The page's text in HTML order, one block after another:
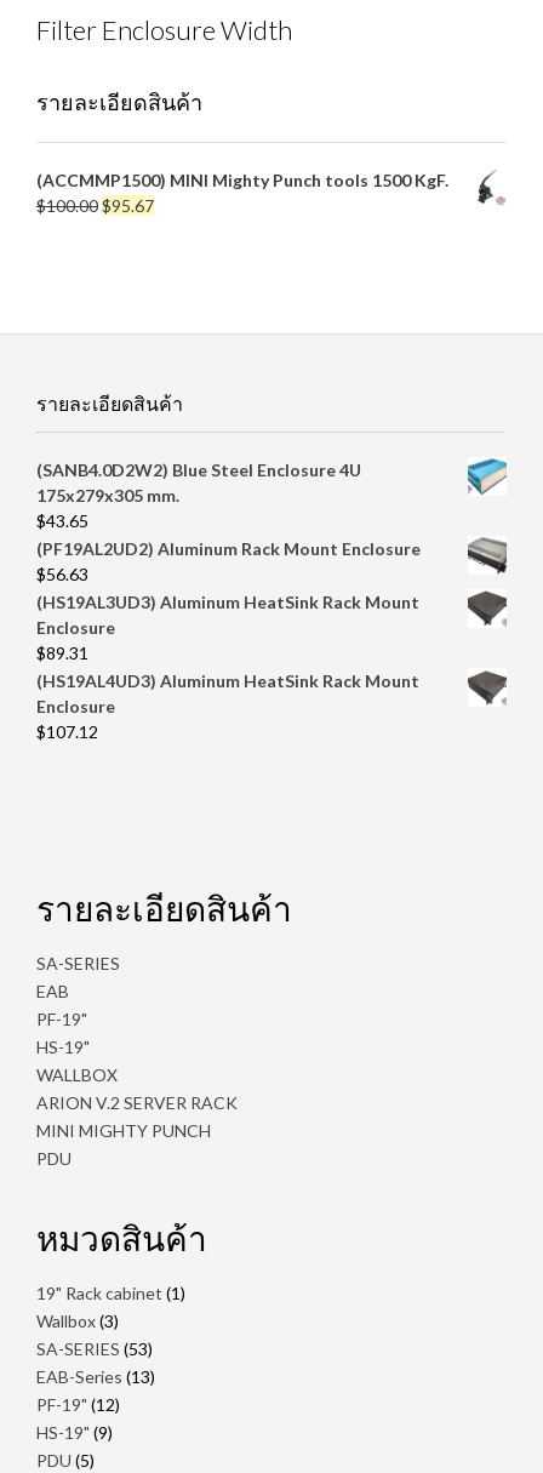
Filter Enclosure Width
รายละเอียดสินค้า
(ACCMMP1500) MINI Mighty Punch tools 1500 KgF.
$100.00Original
$95.67Current
รายละเอียดสินค้า
(SANB4.0D2W2) Blue Steel Enclosure 4U
175x279x305 mm.
$43.65
(PF19AL2UD2) Aluminum Rack Mount Enclosure
$56.63
(HS19AL3UD3) Aluminum HeatSink Rack Mount
Enclosure
$89.31
(HS19AL4UD3) Aluminum HeatSink Rack Mount
Enclosure
$107.12
รายละเอียดสินค้า
SA-SERIES
EAB
PF-19"
HS-19"
WALLBOX
ARION V.2 SERVER RACK
MINI MIGHTY PUNCH
PDU
หมวดสินค้า
19" Rack cabinet 11
Wallbox 33
สินค้า
SA-SERIES 5353
สินค้า
EAB-Series 1313
PF-19" 1212
HS-19" 99
PDU 55